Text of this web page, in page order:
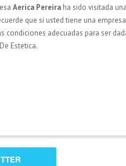
Aerica Pereira ha sido visitada
que si usted tiene una
condiciones adecuadas para ser
Estetica.